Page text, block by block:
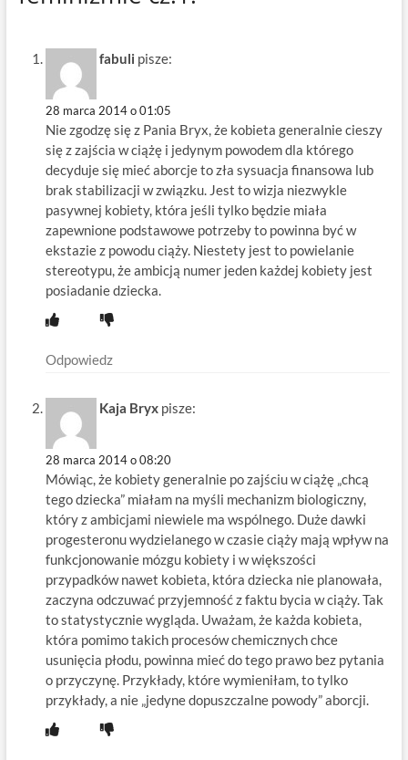
fabuli pisze:
28 marca 2014 o 01:05
Nie zgodzę się z Pania Bryx, że kobieta generalnie cieszy
się z zajścia w ciążę i jedynym powodem dla którego
decyduje się mieć aborcje to zła sysuacja finansowa lub
brak stabilizacji w związku. Jest to wizja niezwykle
pasywnej kobiety, która jeśli tylko będzie miała
zapewnione podstawowe potrzeby to powinna być w
ekstazie z powodu ciąży. Niestety jest to powielanie
stereotypu, że ambicją numer jeden każdej kobiety jest
posiadanie dziecka.
Odpowiedz
Kaja Bryx pisze:
28 marca 2014 o 08:20
Mówiąc, że kobiety generalnie po zajściu w ciążę „chcą
tego dziecka” miałam na myśli mechanizm biologiczny,
który z ambicjami niewiele ma wspólnego. Duże dawki
progesteronu wydzielanego w czasie ciąży mają wpływ na
funkcjonowanie mózgu kobiety i w większości
przypadków nawet kobieta, która dziecka nie planowała,
zaczyna odczuwać przyjemność z faktu bycia w ciąży. Tak
to statystycznie wygląda. Uważam, że każda kobieta,
która pomimo takich procesów chemicznych chce
usunięcia płodu, powinna mieć do tego prawo bez pytania
o przyczynę. Przykłady, które wymieniłam, to tylko
przykłady, a nie „jedyne dopuszczalne powody” aborcji.